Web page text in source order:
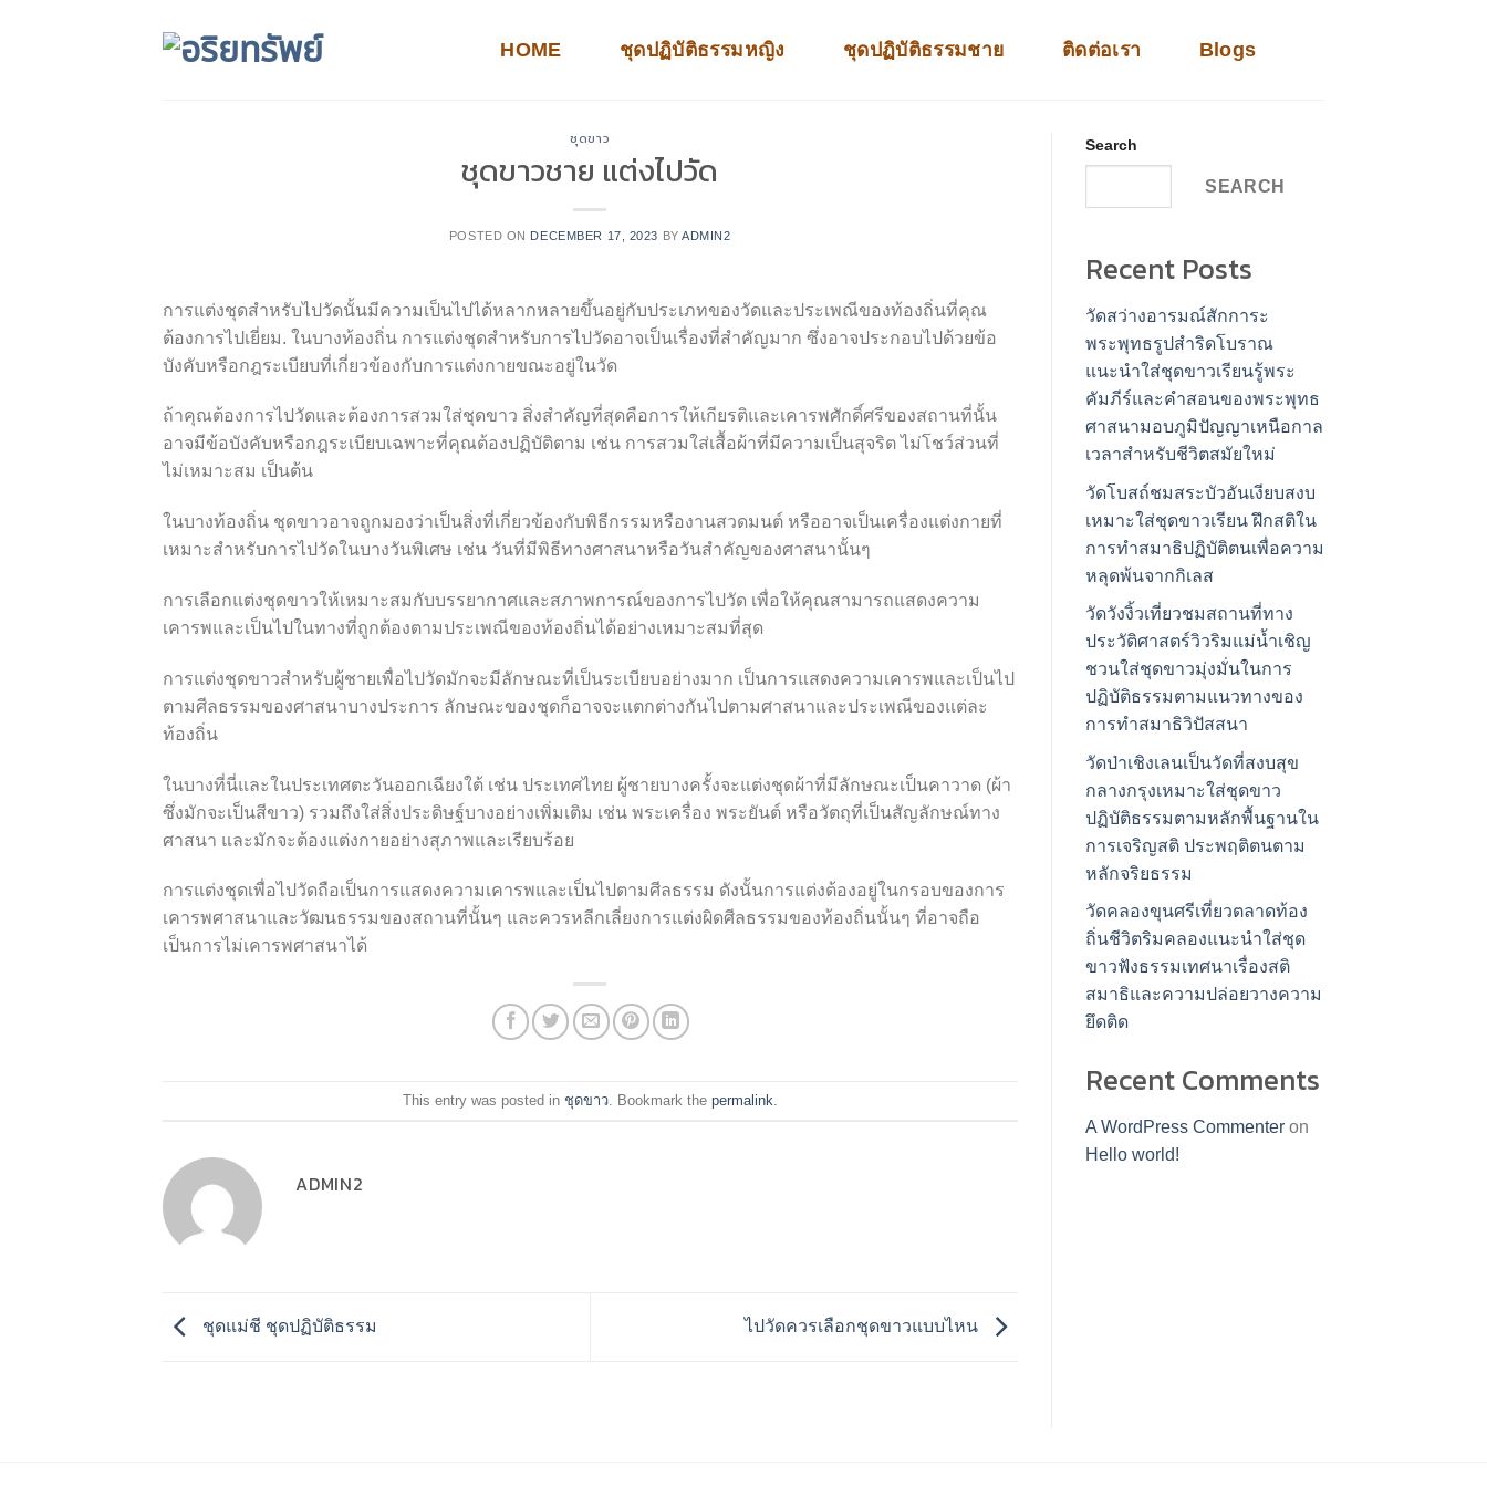
HOME ชุดปฏิบัติธรรมหญิง ชุดปฏิบัติธรรมชาย ติดต่อเรา Blogs
ชุดขาว
ชุดขาวชาย แต่งไปวัด
POSTED ON DECEMBER 17, 2023 BYADMIN2
การแต่งชุดสำหรับไปวัดนั้นมีความเป็นไปได้หลากหลายขึ้นอยู่กับประเภทของวัดและประเพณีของท้องถิ่นที่คุณ
ต้องการไปเยี่ยม. ในบางท้องถิ่น การแต่งชุดสำหรับการไปวัดอาจเป็นเรื่องที่สำคัญมาก ซึ่งอาจประกอบไปด้วยข้อ
บังคับหรือกฎระเบียบที่เกี่ยวข้องกับการแต่งกายขณะอยู่ในวัด
ถ้าคุณต้องการไปวัดและต้องการสวมใส่ชุดขาว สิ่งสำคัญที่สุดคือการให้เกียรติและเคารพศักดิ์ศรีของสถานที่นั้น
อาจมีข้อบังคับหรือกฎระเบียบเฉพาะที่คุณต้องปฏิบัติตาม เช่น การสวมใส่เสื้อผ้าที่มีความเป็นสุจริต ไม่โชว์ส่วนที่
ไม่เหมาะสม เป็นต้น
ในบางท้องถิ่น ชุดขาวอาจถูกมองว่าเป็นสิ่งที่เกี่ยวข้องกับพิธีกรรมหรืองานสวดมนต์ หรืออาจเป็นเครื่องแต่งกายที่
เหมาะสำหรับการไปวัดในบางวันพิเศษ เช่น วันที่มีพิธีทางศาสนาหรือวันสำคัญของศาสนานั้นๆ
การเลือกแต่งชุดขาวให้เหมาะสมกับบรรยากาศและสภาพการณ์ของการไปวัด เพื่อให้คุณสามารถแสดงความ
เคารพและเป็นไปในทางที่ถูกต้องตามประเพณีของท้องถิ่นได้อย่างเหมาะสมที่สุด
การแต่งชุดขาวสำหรับผู้ชายเพื่อไปวัดมักจะมีลักษณะที่เป็นระเบียบอย่างมาก เป็นการแสดงความเคารพและเป็นไป
ตามศีลธรรมของศาสนาบางประการ ลักษณะของชุดก็อาจจะแตกต่างกันไปตามศาสนาและประเพณีของแต่ละ
ท้องถิ่น
ในบางที่นี่และในประเทศตะวันออกเฉียงใต้ เช่น ประเทศไทย ผู้ชายบางครั้งจะแต่งชุดผ้าที่มีลักษณะเป็นคาวาด (ผ้า
ซึ่งมักจะเป็นสีขาว) รวมถึงใส่สิ่งประดิษฐ์บางอย่างเพิ่มเติม เช่น พระเครื่อง พระยันต์ หรือวัตถุที่เป็นสัญลักษณ์ทาง
ศาสนา และมักจะต้องแต่งกายอย่างสุภาพและเรียบร้อย
การแต่งชุดเพื่อไปวัดถือเป็นการแสดงความเคารพและเป็นไปตามศีลธรรม ดังนั้นการแต่งต้องอยู่ในกรอบของการ
เคารพศาสนาและวัฒนธรรมของสถานที่นั้นๆ และควรหลีกเลี่ยงการแต่งผิดศีลธรรมของท้องถิ่นนั้นๆ ที่อาจถือ
เป็นการไม่เคารพศาสนาได้
This entry was posted in ชุดขาว. Bookmark the permalink
ADMIN2
ชุดแม่ชี ชุดปฏิบัติธรรม ไปวัดควรเลือกชุดขาวแบบไหน
Search
SEARCH
Recent Posts
วัดสว่างอารมณ์สักการะ
พระพุทธรูปสำริดโบราณ
แนะนำใส่ชุดขาวเรียนรู้พระ
คัมภีร์และคำสอนของพระพุทธ
ศาสนามอบภูมิปัญญาเหนือกาล
เวลาสำหรับชีวิตสมัยใหม่
วัดโบสถ์ชมสระบัวอันเงียบสงบ
เหมาะใส่ชุดขาวเรียน ฝึกสติใน
การทำสมาธิปฏิบัติตนเพื่อความ
หลุดพ้นจากกิเลส
วัดวังงิ้วเที่ยวชมสถานที่ทาง
ประวัติศาสตร์วิวริมแม่น้ำเชิญ
ชวนใส่ชุดขาวมุ่งมั่นในการ
ปฏิบัติธรรมตามแนวทางของ
การทำสมาธิวิปัสสนา
วัดป่าเชิงเลนเป็นวัดที่สงบสุข
กลางกรุงเหมาะใส่ชุดขาว
ปฏิบัติธรรมตามหลักพื้นฐานใน
การเจริญสติ ประพฤติตนตาม
หลักจริยธรรม
วัดคลองขุนศรีเที่ยวตลาดท้อง
ถิ่นชีวิตริมคลองแนะนำใส่ชุด
ขาวฟังธรรมเทศนาเรื่องสติ
สมาธิและความปล่อยวางความ
ยึดติด
Recent Comments
A WordPress Commenteron
Hello world!